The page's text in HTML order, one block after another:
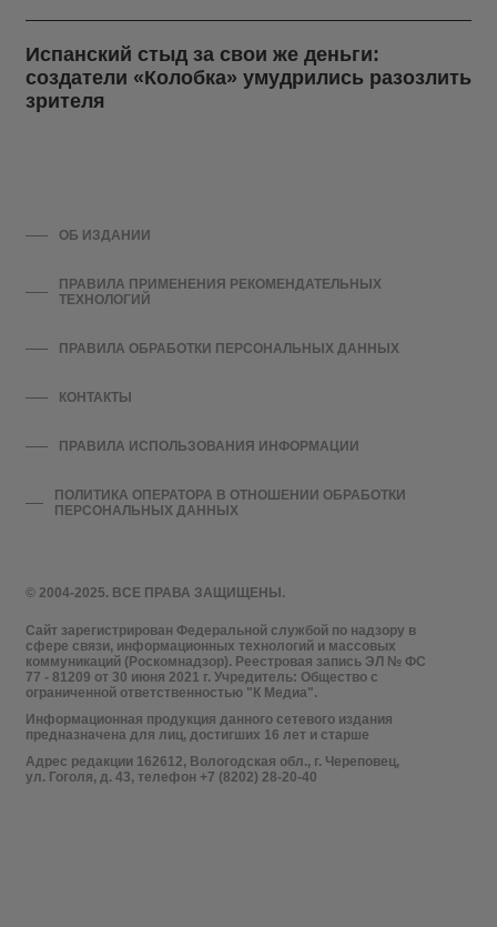
Испанский стыд за свои же деньги:
создатели «Колобка» умудрились разозлить
зрителя
© 2004-2025. ВСЕ ПРАВА ЗАЩИЩЕНЫ.
Сайт зарегистрирован Федеральной службой по надзору в
сфере связи, информационных технологий и массовых
коммуникаций (Роскомнадзор). Реестровая запись ЭЛ № ФС
77 - 81209 от 30 июня 2021 г. Учредитель: Общество с
ограниченной ответственностью "К Медиа".
Информационная продукция данного сетевого издания
предназначена для лиц, достигших 16 лет и старше
Адрес редакции 162612, Вологодская обл., г. Череповец,
ул. Гоголя, д. 43, телефон +7 (8202) 28-20-40
ОБ ИЗДАНИИ
ПРАВИЛА ПРИМЕНЕНИЯ РЕКОМЕНДАТЕЛЬНЫХ
ТЕХНОЛОГИЙ
ПРАВИЛА ОБРАБОТКИ ПЕРСОНАЛЬНЫХ ДАННЫХ
КОНТАКТЫ
ПРАВИЛА ИСПОЛЬЗОВАНИЯ ИНФОРМАЦИИ
ПОЛИТИКА ОПЕРАТОРА В ОТНОШЕНИИ ОБРАБОТКИ
ПЕРСОНАЛЬНЫХ ДАННЫХ